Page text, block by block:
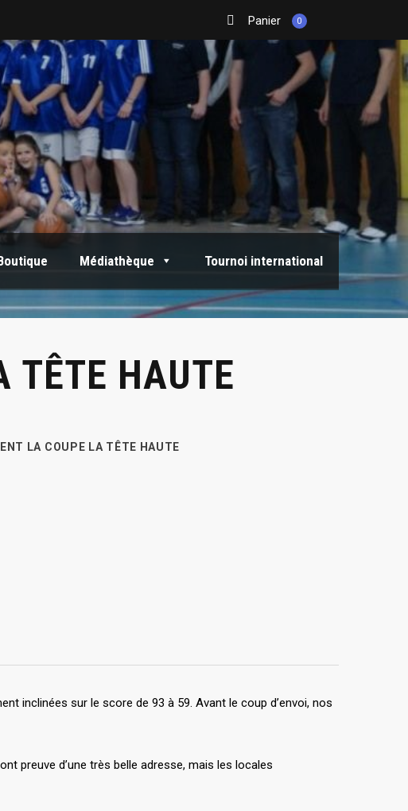
Panier 0
Médiathèque Tournoi international
TÊTE HAUTE
LA COUPE LA TÊTE HAUTE
inclinées sur le score de 93 à 59. Avant le coup d’envoi, nos
preuve d’une très belle adresse, mais les locales